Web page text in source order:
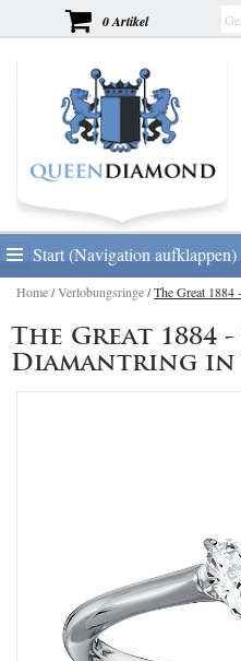
0 Artikel
Start (Navigation aufklappen)
Home/Verlobungsringe/The Great 1884
The Great 1884
Diamantring in